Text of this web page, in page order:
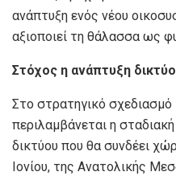
ανάπτυξη ενός νέου
αξιοποιεί τη θάλασσα ως
Στόχος η ανάπτυξη
Στο στρατηγικό σχεδιασμό
περιλαμβάνεται η
δικτύου που θα συνδέει
Ιονίου, της Ανατολικής